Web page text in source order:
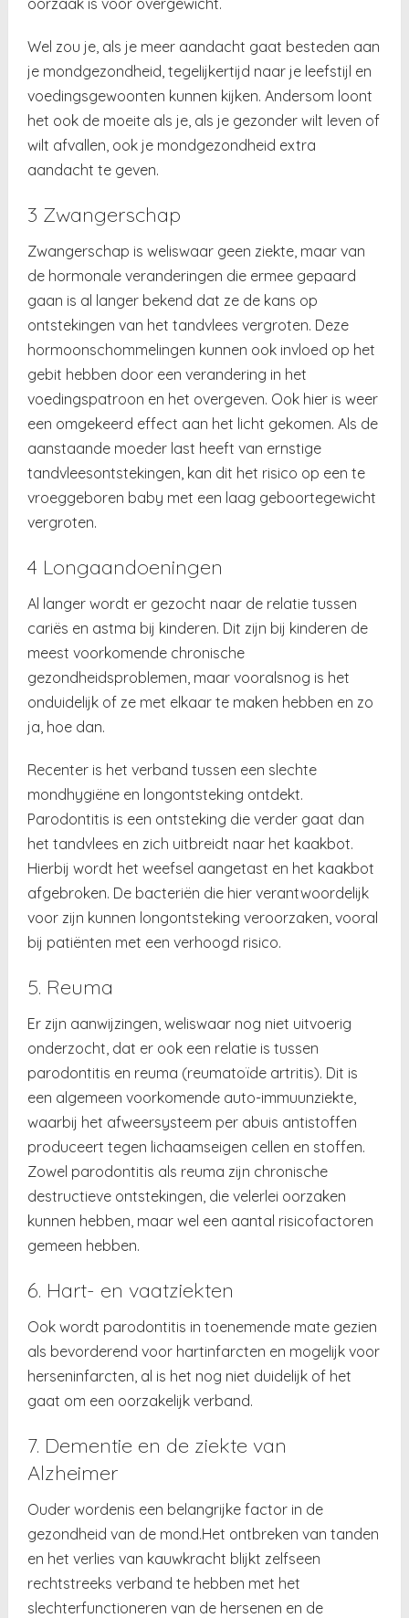
Wel zou je, als je meer aandacht gaat besteden aan
je mondgezondheid, tegelijkertijd naar je leefstijl en
voedingsgewoonten kunnen kijken. Andersom loont
het ook de moeite als je, als je gezonder wilt leven of
wilt afvallen, ook je mondgezondheid extra
aandacht te geven.
3 Zwangerschap
Zwangerschap is weliswaar geen ziekte, maar van
de hormonale veranderingen die ermee gepaard
gaan is al langer bekend dat ze de kans op
ontstekingen van het tandvlees vergroten. Deze
hormoonschommelingen kunnen ook invloed op het
gebit hebben door een verandering in het
voedingspatroon en het overgeven. Ook hier is weer
een omgekeerd effect aan het licht gekomen. Als de
aanstaande moeder last heeft van ernstige
tandvleesontstekingen, kan dit het risico op een te
vroeggeboren baby met een laag geboortegewicht
vergroten.
4 Longaandoeningen
Al langer wordt er gezocht naar de relatie tussen
cariës en astma bij kinderen. Dit zijn bij kinderen de
meest voorkomende chronische
gezondheidsproblemen, maar vooralsnog is het
onduidelijk of ze met elkaar te maken hebben en zo
ja, hoe dan.
Recenter is het verband tussen een slechte
mondhygiëne en longontsteking ontdekt.
Parodontitis is een ontsteking die verder gaat dan
het tandvlees en zich uitbreidt naar het kaakbot.
Hierbij wordt het weefsel aangetast en het kaakbot
afgebroken. De bacteriën die hier verantwoordelijk
voor zijn kunnen longontsteking veroorzaken, vooral
bij patiënten met een verhoogd risico.
5. Reuma
Er zijn aanwijzingen, weliswaar nog niet uitvoerig
onderzocht, dat er ook een relatie is tussen
parodontitis en reuma (reumatoïde artritis). Dit is
een algemeen voorkomende auto-immuunziekte,
waarbij het afweersysteem per abuis antistoffen
produceert tegen lichaamseigen cellen en stoffen.
Zowel parodontitis als reuma zijn chronische
destructieve ontstekingen, die velerlei oorzaken
kunnen hebben, maar wel een aantal risicofactoren
gemeen hebben.
6. Hart- en vaatziekten
Ook wordt parodontitis in toenemende mate gezien
als bevorderend voor hartinfarcten en mogelijk voor
herseninfarcten, al is het nog niet duidelijk of het
gaat om een oorzakelijk verband.
7. Dementie en de ziekte van
Alzheimer
Ouder wordenis een belangrijke factor in de
gezondheid van de mond.Het ontbreken van tanden
en het verlies van kauwkracht blijkt zelfseen
rechtstreeks verband te hebben met het
slechterfunctioneren van de hersenen en de